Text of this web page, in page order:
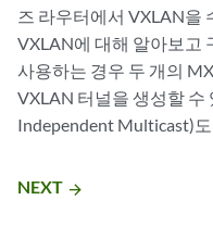
즈 라우터에서 VXLAN을
VXLAN에 대해 알아보고
사용하는 경우 두 개의
VXLAN 터널을 생성할
Independent Multicast)
NEXT arrow_forward